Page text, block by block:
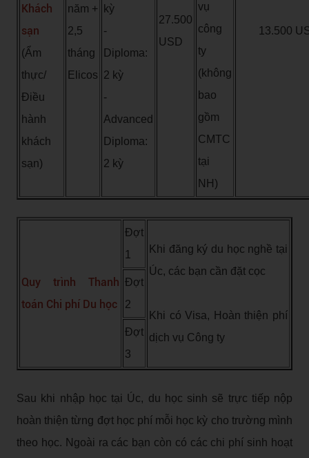
vụ
công
ty
(không
bao
gồm
CMTC
tại
NH)
Khách
sạn
(Ẩm
thực/
Điều
hành
khách
sạn)
năm +
2,5
tháng
Elicos
kỳ
-
Diploma:
2 kỳ
-
Advanced
Diploma:
2 kỳ
27.500
USD
13.500
Quy trình Thanh
toán Chi phí Du học
Đợt
1
Khi đăng ký du học nghề tại
Úc, các bạn cần đặt cọc
Khi có Visa, Hoàn thiện phí
dịch vụ Công ty
Đợt
2
Đợt
3
Sau khi nhập học tại Úc, du học sinh sẽ trực tiếp nộp
hoàn thiện từng đợt học phí mỗi học kỳ cho trường mình
theo học. Ngoài ra các bạn còn có các chi phí sinh hoạt